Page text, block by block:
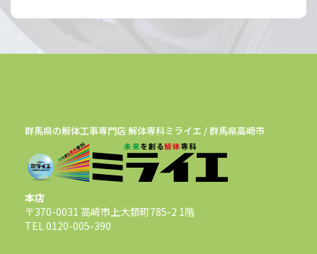
群馬県の解体工事専門店 解体専科ミライエ / 群馬県高崎市
本店
〒370-0031 高崎市上大類町785-2 1階
TEL 0120-005-390